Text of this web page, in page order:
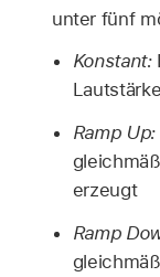
unter fünf
Konstant:
Ramp Up:
erzeugt
Ramp